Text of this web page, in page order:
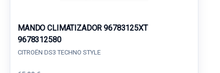
MANDO CLIMATIZADOR 96783125XT
9678312580
CITROËN DS3 TECHNO STYLE